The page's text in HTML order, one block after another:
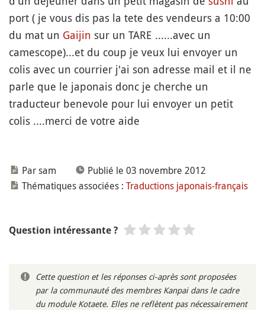
port ( je vous dis pas la tete des vendeurs a 10:00
du mat un Gaijin sur un TARE ......avec un
camescope)...et du coup je veux lui envoyer un
colis avec un courrier j'ai son adresse mail et il ne
parle que le japonais donc je cherche un
traducteur benevole pour lui envoyer un petit
colis ....merci de votre aide
Par sam
Publié le 03 novembre 2012
Thématiques associées : Traductions japonais-français
Question intéressante ?
Cette question et les réponses ci-après sont proposées
par la communauté des membres Kanpai dans le cadre
du module Kotaete. Elles ne reflètent pas nécessairement